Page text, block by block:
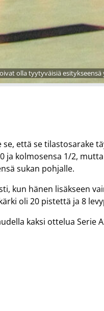
olla tyytyväisiä
että se tilastosarake
ja kolmosensa 1/2,
sukan pohjalle.
kun hänen lisäkseen
oli 20 pistettä ja 8
kaksi ottelua Serie